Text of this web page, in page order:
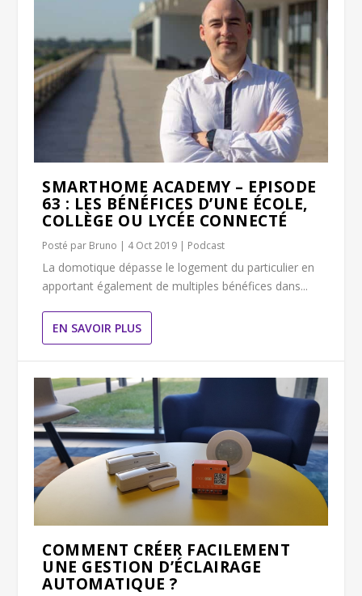
SMARTHOME ACADEMY – EPISODE
63 : LES BÉNÉFICES D’UNE ÉCOLE,
COLLÈGE OU LYCÉE CONNECTÉ
Posté par Bruno | 4 Oct 2019 | Podcast
La domotique dépasse le logement du particulier en
apportant également de multiples bénéfices dans...
EN SAVOIR PLUS
COMMENT CRÉER FACILEMENT
UNE GESTION D’ÉCLAIRAGE
AUTOMATIQUE ?